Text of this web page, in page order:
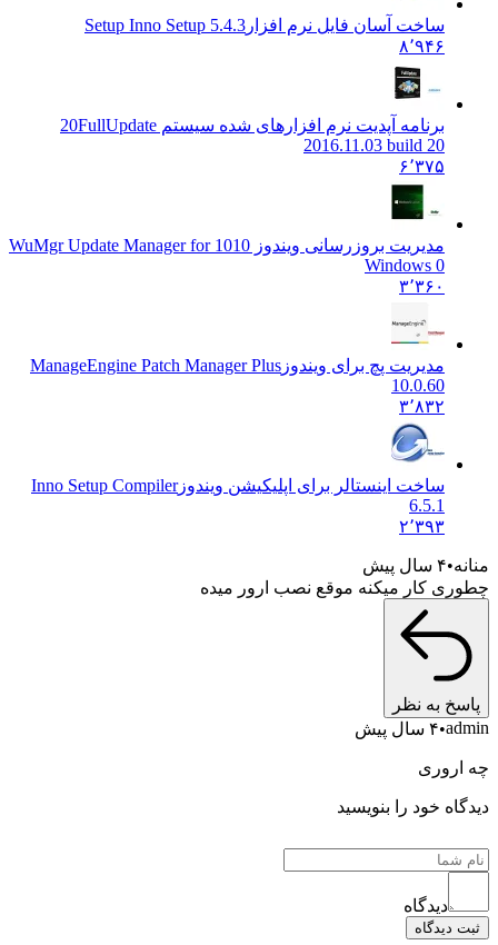
ساخت آسان فایل نرم افزار Setup Inno Setup 5.4.3
۸٬۹۴۶
برنامه آپدیت نرم افزارهای شده سیستم 20 FullUpdate
2016.11.03 build 20
۶٬۳۷۵
مدیریت بروزرسانی ویندوز 10
10 WuMgr Update Manager for
Windows 0
۳٬۳۶۰
مدیریت پچ برای ویندوز ManageEngine Patch Manager Plus
10.0.60
۳٬۸۳۲
ساخت اینستالر برای اپلیکیشن ویندوزInno Setup Compiler
6.5.1
۲٬۳۹۳
منانه ۴ سال پیش
چطوری کار میکنه موقع نصب ارور میده
پاسخ به نظر
admin ۴ سال پیش
چه اروری
دیدگاه خود را بنویسید
دیدگاه
ثبت دیدگاه